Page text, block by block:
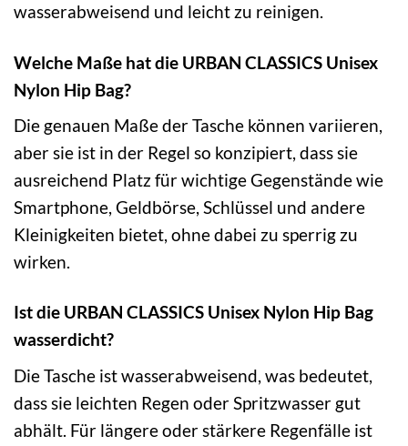
wasserabweisend und leicht zu reinigen.
Welche Maße hat die URBAN CLASSICS Unisex
Nylon Hip Bag?
Die genauen Maße der Tasche können variieren,
aber sie ist in der Regel so konzipiert, dass sie
ausreichend Platz für wichtige Gegenstände wie
Smartphone, Geldbörse, Schlüssel und andere
Kleinigkeiten bietet, ohne dabei zu sperrig zu
wirken.
Ist die URBAN CLASSICS Unisex Nylon Hip Bag
wasserdicht?
Die Tasche ist wasserabweisend, was bedeutet,
dass sie leichten Regen oder Spritzwasser gut
abhält. Für längere oder stärkere Regenfälle ist